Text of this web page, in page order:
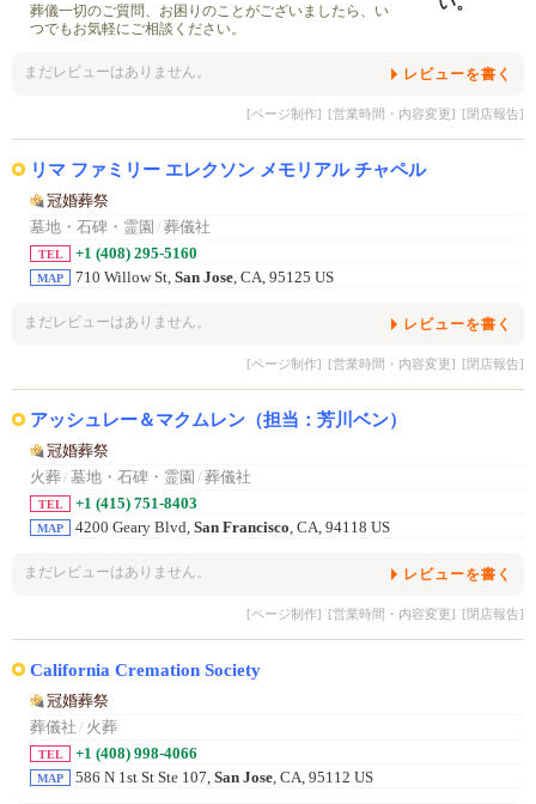
葬儀一切のご質問、お困りのことがございましたら、い
つでもお気軽にご相談ください。
まだレビューはありません。 レビューを書く
[ページ制作] [営業時間・内容変更] [閉店報告]
リマ ファミリー エレクソン メモリアル チャペル
冠婚葬祭
墓地・石碑・霊園 / 葬儀社
TEL +1 (408) 295-5160
MAP 710 Willow St, San Jose , CA, 95125 US
まだレビューはありません。 レビューを書く
[ページ制作] [営業時間・内容変更] [閉店報告]
アッシュレー＆マクムレン（担当：芳川ベン）
冠婚葬祭
火葬/ 墓地・石碑・霊園 / 葬儀社
TEL +1 (415) 751-8403
MAP 4200 Geary Blvd, San Francisco , CA, 94118 US
まだレビューはありません。 レビューを書く
[ページ制作] [営業時間・内容変更] [閉店報告]
California Cremation Society
冠婚葬祭
葬儀社 / 火葬
TEL +1 (408) 998-4066
MAP 586 N 1st St Ste 107, San Jose , CA, 95112 US